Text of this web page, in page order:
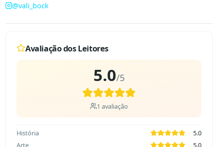
@vali_bock
Avaliação dos Leitores
5.0/5
1 avaliação
História
5.0
Arte
5.0